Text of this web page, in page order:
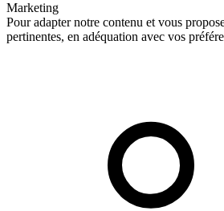
Marketing
Pour adapter notre contenu et vous
pertinentes, en adéquation avec vos